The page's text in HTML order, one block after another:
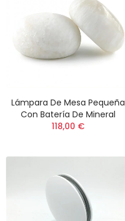
Lámpara De Mesa Pequeña
Con Batería De Mineral
118,00 €